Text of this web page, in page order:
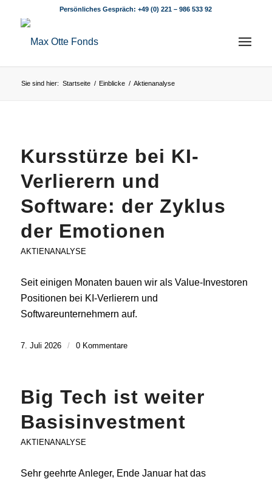
Persönliches Gespräch:+49 (0) 221 – 986 533 92
Sie sind hier: Startseite / Einblicke / Aktienanalyse
Kursstürze bei KI-
Verlierern und
Software: der Zyklus
der Emotionen
AKTIENANALYSE
Seit einigen Monaten bauen wir als Value-Investoren
Positionen bei KI-Verlierern und
Softwareunternehmern auf.
7. Juli 2026 / 0 Kommentare
Big Tech ist weiter
Basisinvestment
AKTIENANALYSE
Sehr geehrte Anleger, Ende Januar hat das